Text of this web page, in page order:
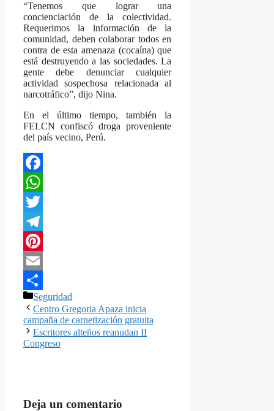
“Tenemos que lograr una
concienciación de la colectividad.
Requerimos la información de la
comunidad, deben colaborar todos en
contra de esta amenaza (cocaína) que
está destruyendo a las sociedades. La
gente debe denunciar cualquier
actividad sospechosa relacionada al
narcotráfico”, dijo Nina.
En el último tiempo, también la
FELCN confiscó droga proveniente
del país vecino, Perú.
Facebook
WhatsApp
Twitter
Telegram
Pinterest
Email
Compartir
Categorías
Seguridad
Centro Gregoria Apaza inicia
campaña de carnetización gratuita
Escritores alteños reanudan II
Congreso
Deja un comentario